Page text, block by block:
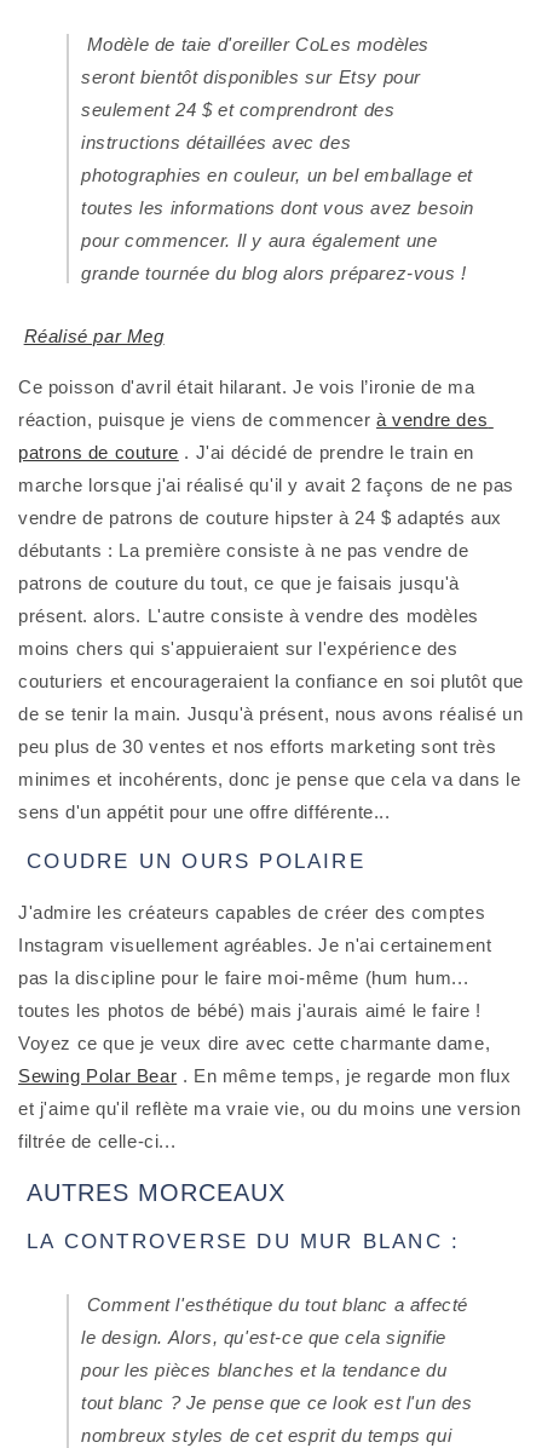
seront bientôt disponibles sur Etsy pour
seulement 24 $ et comprendront des
instructions détaillées avec des
photographies en couleur, un bel emballage et
toutes les informations dont vous avez besoin
pour commencer. Il y aura également une
grande tournée du blog alors préparez-vous !
Réalisé par Meg
Ce poisson d'avril était hilarant. Je vois l’ironie de ma
réaction, puisque je viens de commencer à vendre des
patrons de couture . J'ai décidé de prendre le train en
marche lorsque j'ai réalisé qu'il y avait 2 façons de ne pas
vendre de patrons de couture hipster à 24 $ adaptés aux
débutants : La première consiste à ne pas vendre de
patrons de couture du tout, ce que je faisais jusqu'à
présent. alors. L'autre consiste à vendre des modèles
moins chers qui s'appuieraient sur l'expérience des
couturiers et encourageraient la confiance en soi plutôt que
de se tenir la main. Jusqu'à présent, nous avons réalisé un
peu plus de 30 ventes et nos efforts marketing sont très
minimes et incohérents, donc je pense que cela va dans le
sens d'un appétit pour une offre différente...
COUDRE UN OURS POLAIRE
J'admire les créateurs capables de créer des comptes
Instagram visuellement agréables. Je n'ai certainement
pas la discipline pour le faire moi-même (hum hum...
toutes les photos de bébé) mais j'aurais aimé le faire !
Sewing Polar Bear . En même temps, je regarde mon flux
et j'aime qu'il reflète ma vraie vie, ou du moins une version
filtrée de celle-ci...
AUTRES MORCEAUX
LA CONTROVERSE DU MUR BLANC :
le design. Alors, qu'est-ce que cela signifie
pour les pièces blanches et la tendance du
tout blanc ? Je pense que ce look est l'un des
nombreux styles de cet esprit du temps qui